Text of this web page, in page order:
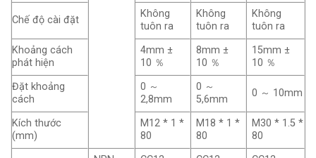
Chế độ cài đặt
Không
tuôn ra
Không
tuôn ra
Không
tuôn ra
Khoảng cách
phát hiện
4mm ±
10 ％
8mm ±
10 ％
15mm ±
10 ％
Đặt khoảng
cách
0 ～
2,8mm
0 ～
5,6mm
0 ～ 10mm
Kích thước
(mm)
M12 * 1 *
80
M18 * 1 *
80
M30 * 1.5 *
80